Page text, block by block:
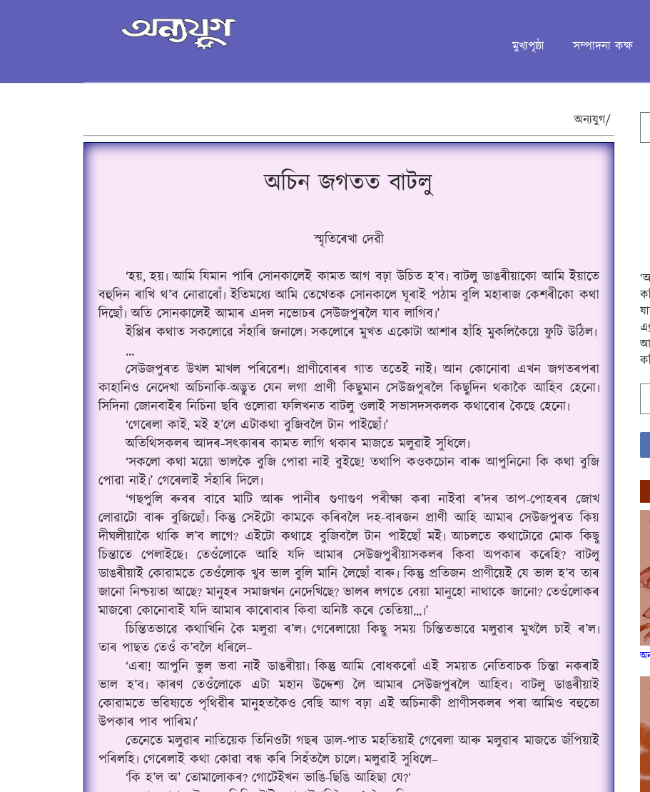
মুখ্যপৃষ্ঠা সম্পাদনা কক্ষ
অন্যযুগ/
অচিন জগতত বাটলু
স্মৃতিৰেখা দেৱী
‘হয়,হয়৷ আমি যিমান পাৰি সোনকালেই কামত আগ বঢ়া উচিত হ’ব৷ বাটলু ডাঙৰীয়াকো আমি ইয়াতে
বহুদিন ৰাখি থ’ব নোৱাৰোঁ৷ ইতিমধ্যে আমি তেখেতক সোনকালে ঘূৰাই পঠাম বুলি মহাৰাজ কেশৰীকো কথা
দিছোঁ৷ অতি সোনকালেই আমাৰ এদল নভোচৰ সেউজপুৰলৈ যাব লাগিব৷’
ইপ্পিৰ কথাত সকলোৱে সঁহাৰি জনালে৷ সকলোৰে মুখত একোটা আশাৰ হাঁহি মুকলিকৈয়ে ফুটি উঠিল৷
...
সেউজপুৰত উখল মাখল পৰিৱেশ৷ প্ৰাণীবোৰৰ গাত ততেই নাই৷ আন কোনোবা এখন জগতৰপৰা
কাহানিও নেদেখা অচিনাকি-অদ্ভুত যেন লগা প্ৰাণী কিছুমান সেউজপুৰলৈ কিছুদিন থকাকৈ আহিব হেনো৷
সিদিনা জোনবাইৰ নিচিনা ছবি ওলোৱা ফলিখনত বাটলু ওলাই সভাসদসকলক কথাবোৰ কৈছে হেনো৷
‘গেৰেলা কাই,মই হ’লে এটাকথা বুজিবলৈ টান পাইছোঁ৷’
অতিথিসকলৰ আদৰ-সৎকাৰৰ কামত লাগি থকাৰ মাজতে মলুৱাই সুধিলে৷
‘সকলো কথা ময়ো ভালকৈ বুজি পোৱা নাই বুইছে! তথাপি কওকচোন বাৰু আপুনিনো কি কথা বুজি
পোৱা নাই৷’ গেৰেলাই সঁহাৰি দিলে৷
‘গছপুলি ৰুবৰ বাবে মাটি আৰু পানীৰ গুণাগুণ পৰীক্ষা কৰা নাইবা ৰ’দৰ তাপ-পোহৰৰ জোখ
লোৱাটো বাৰু বুজিছোঁ৷ কিন্তু সেইটো কামকে কৰিবলৈ দহ-বাৰজন প্ৰাণী আহি আমাৰ সেউজপুৰত কিয়
দীঘলীয়াকৈ থাকি ল’ব লাগে? এইটো কথাহে বুজিবলৈ টান পাইছোঁ মই৷ আচলতে কথাটোৱে মোক কিছু
চিন্তাতে পেলাইছে৷ তেওঁলোকে আহি যদি আমাৰ সেউজপুৰীয়াসকলৰ কিবা অপকাৰ কৰেহি?বাটলু
ডাঙৰীয়াই কোৱামতে তেওঁলোক খুব ভাল বুলি মানি লৈছোঁ বাৰু৷ কিন্তু প্ৰতিজন প্ৰাণীয়েই যে ভাল হ’ব তাৰ
জানো নিশ্চয়তা আছে?মানুহৰ সমাজখন নেদেখিছে?ভালৰ লগতে বেয়া মানুহো নাথাকে জানো? তেওঁলোকৰ
মাজৰো কোনোবাই যদি আমাৰ কাৰোবাৰ কিবা অনিষ্ট কৰে তেতিয়া...৷’
চিন্তিতভাৱে কথাখিনি কৈ মলুৱা ৰ’ল৷ গেৰেলায়ো কিছু সময় চিন্তিতভাৱে মলুৱাৰ মুখলৈ চাই ৰ’ল৷
তাৰ পাছত তেওঁ ক’বলৈ ধৰিলে–
‘এৰা! আপুনি ভুল ভবা নাই ডাঙৰীয়া৷ কিন্তু আমি বোধকৰোঁ এই সময়ত নেতিবাচক চিন্তা নকৰাই
ভাল হ’ব৷ কাৰণ তেওঁলোকে এটা মহান উদ্দেশ্য লৈ আমাৰ সেউজপুৰলৈ আহিব৷ বাটলু ডাঙৰীয়াই
কোৱামতে ভৱিষ্যতে পৃথিৱীৰ মানুহতকৈও বেছি আগ বঢ়া এই অচিনাকী প্ৰাণীসকলৰ পৰা আমিও বহুতো
উপকাৰ পাব পাৰিম৷’
তেনেতে মলুৱাৰ নাতিয়েক তিনিওটা গছৰ ডাল-পাত মহতিয়াই গেৰেলা আৰু মলুৱাৰ মাজতে জঁপিয়াই
পৰিলহি৷ গেৰেলাই কথা কোৱা বন্ধ কৰি সিহঁতলৈ চালে৷ মলুৱাই সুধিলে–
‘কি হ’ল অ’ তোমালোকৰ? গোটেইখন ভাঙি-ছিঙি আহিছা যে?’